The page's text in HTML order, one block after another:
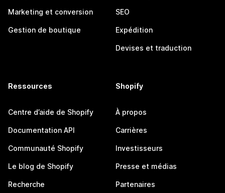
Marketing et conversion
Gestion de boutique
SEO
Expédition
Devises et traduction
Ressources
Centre d’aide de Shopify
Documentation API
Communauté Shopify
Le blog de Shopify
Recherche
Shopify
À propos
Carrières
Investisseurs
Presse et médias
Partenaires